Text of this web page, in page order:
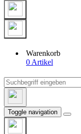
Warenkorb
0 Artikel
Toggle navigation